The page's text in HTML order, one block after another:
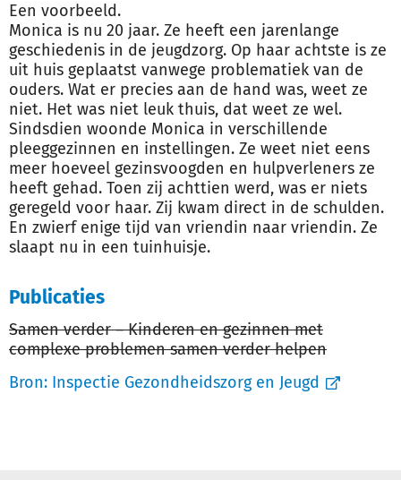
Een voorbeeld.
Monica is nu 20 jaar. Ze heeft een jarenlange
geschiedenis in de jeugdzorg. Op haar achtste is ze
uit huis geplaatst vanwege problematiek van de
ouders. Wat er precies aan de hand was, weet ze
niet. Het was niet leuk thuis, dat weet ze wel.
Sindsdien woonde Monica in verschillende
pleeggezinnen en instellingen. Ze weet niet eens
meer hoeveel gezinsvoogden en hulpverleners ze
heeft gehad. Toen zij achttien werd, was er niets
geregeld voor haar. Zij kwam direct in de schulden.
En zwierf enige tijd van vriendin naar vriendin. Ze
slaapt nu in een tuinhuisje.
Publicaties
Samen verder – Kinderen en gezinnen met
complexe problemen samen verder helpen
Bron: Inspectie Gezondheidszorg en Jeugd